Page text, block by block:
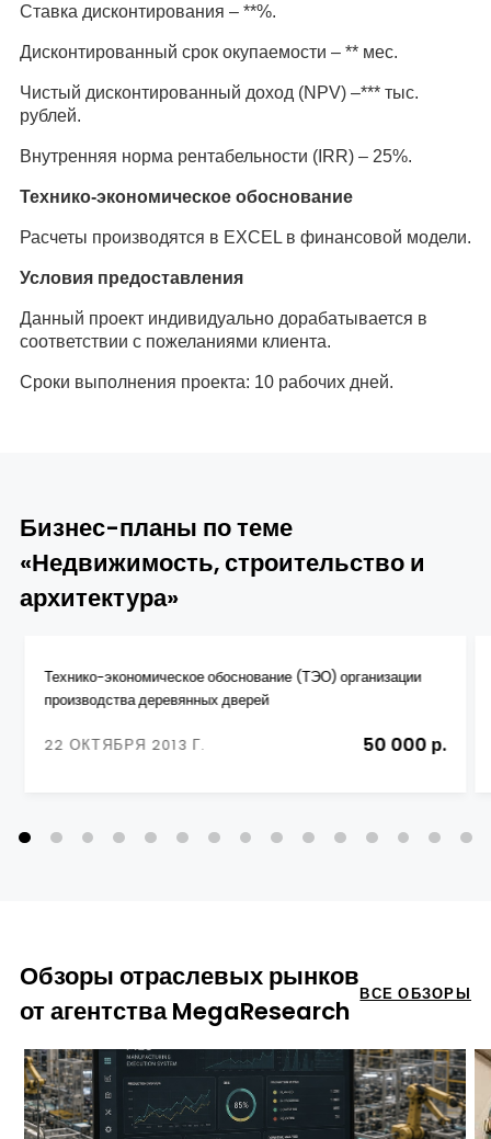
Ставка дисконтирования – **%.
Дисконтированный срок окупаемости – ** мес.
Чистый дисконтированный доход (NPV) –*** тыс.
рублей.
Внутренняя норма рентабельности (IRR) – 25%.
Технико-экономическое обоснование
Расчеты производятся в EXCEL в финансовой модели.
Условия предоставления
Данный проект индивидуально дорабатывается в
соответствии с пожеланиями клиента.
Сроки выполнения проекта: 10 рабочих дней.
Бизнес-планы по теме
«Недвижимость, строительство и
архитектура»
Технико-экономическое обоснование (ТЭО) организации
производства деревянных дверей
22 ОКТЯБРЯ 2013 Г. 50 000 р.
Обзоры отраслевых рынков
от агентства MegaResearch
ВСЕ ОБЗОРЫ